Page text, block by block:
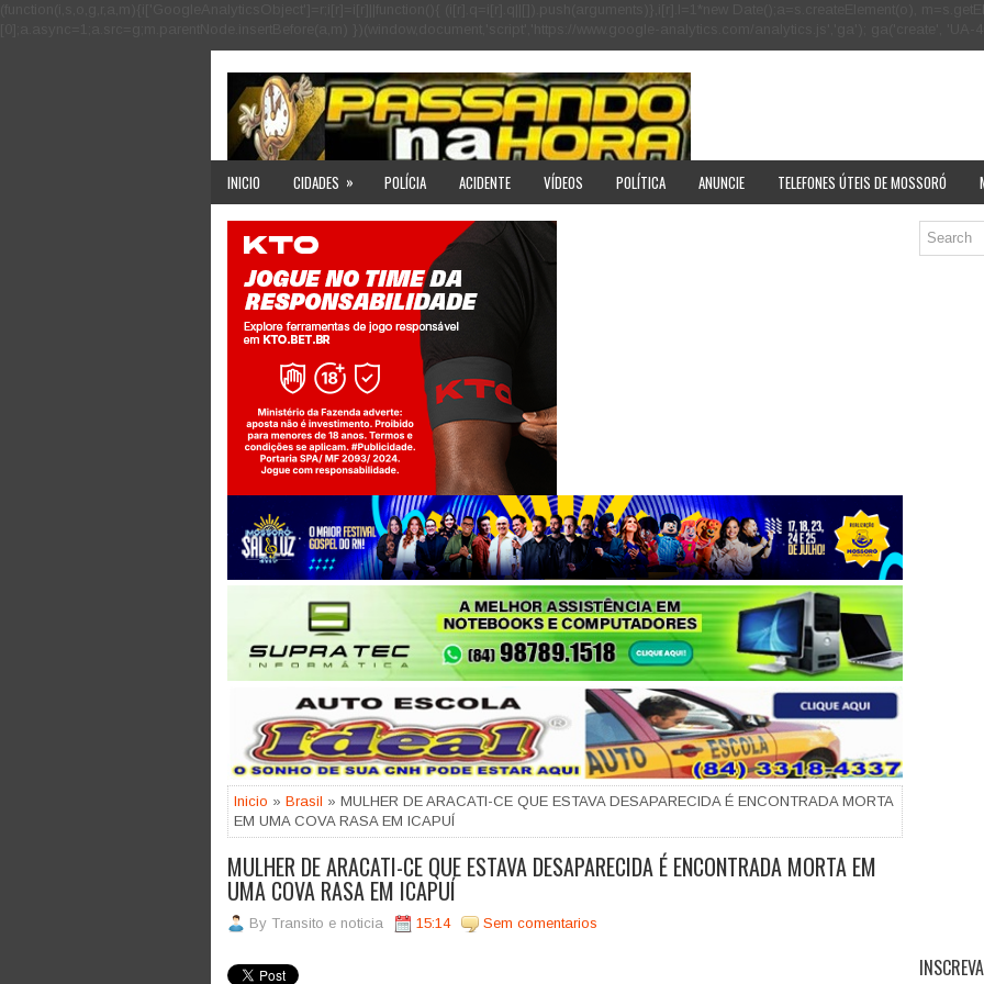
INICIO CIDADES » POLÍCIA ACIDENTE VÍDEOS POLÍTICA ANUNCIE TELEFONES ÚTEIS DE MOSSORÓ
Jogue com responsabilidade. 18+
Inicio » Brasil » MULHER DE ARACATI-CE QUE ESTAVA DESAPARECIDA É ENCONTRADA MORTA
EM UMA COVA RASA EM ICAPUÍ
MULHER DE ARACATI-CE QUE ESTAVA DESAPARECIDA É ENCONTRADA MORTA EM
UMA COVA RASA EM ICAPUÍ
By Transito e noticia 15:14 Sem comentarios